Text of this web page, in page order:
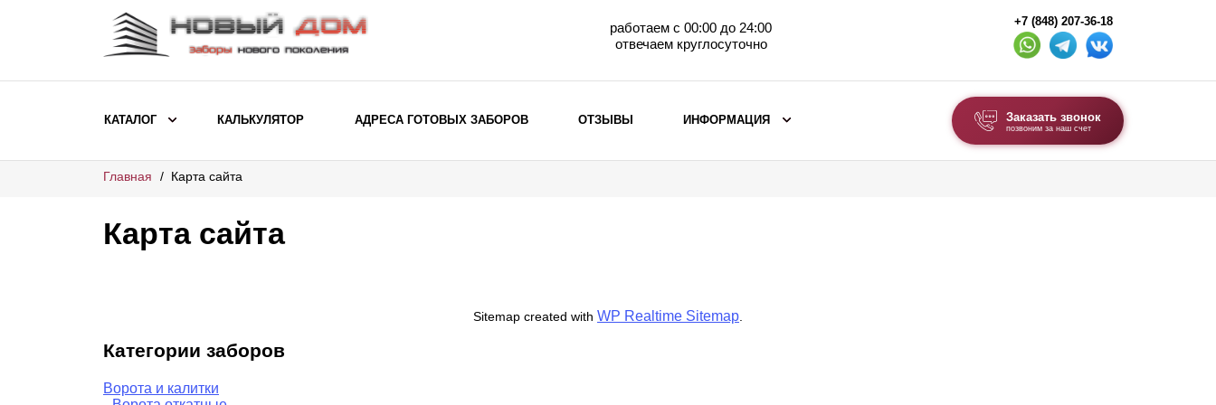
работаем с 00:00 до 24:00
отвечаем круглосуточно
+7 (848) 207-36-18
КАТАЛОГ
ВЫБОР ПО МОДЕЛИ
Заборы Ранчо
Заборы Хай-тек
ВЫБОР ПО НАЗНАЧЕНИЮ
КАЛЬКУЛЯТОР АДРЕСА ГОТОВЫХ ЗАБОРОВ ОТЗЫВЫ ИНФОРМАЦИЯ Заказать звонок
позвоним за наш счет
Главная Карта сайта
Карта сайта
Sitemap created with WP Realtime Sitemap
Категории заборов
Ворота и калитки